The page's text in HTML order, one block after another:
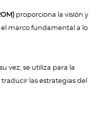
proporciona la visión y
marco fundamental a lo
vez, se utiliza para la
las estrategias del